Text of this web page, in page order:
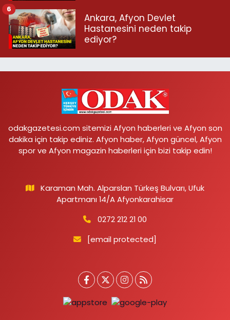
Ankara, Afyon Devlet
Hastanesini neden takip
ediyor?
6
odakgazetesi.com sitemizi Afyon haberleri ve Afyon son
dakika için takip ediniz. Afyon haber, Afyon güncel, Afyon
spor ve Afyon magazin haberleri için bizi takip edin!
Karaman Mah. Alparslan Türkeş Bulvarı, Ufuk
Apartmanı 14/A Afyonkarahisar
0272 212 21 00
[email protected]